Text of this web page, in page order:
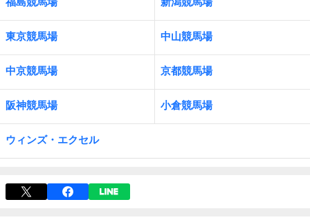
東京競馬場 中山競馬場
中京競馬場 京都競馬場
阪神競馬場 小倉競馬場
ウィンズ・エクセル